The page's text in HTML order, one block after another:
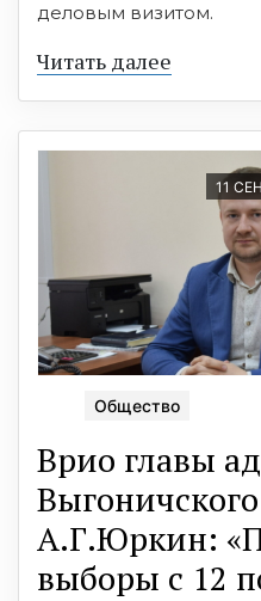
деловым визитом.
Читать далее
11
Общество
Врио главы
А.Г.Юркин:
выборы с 12